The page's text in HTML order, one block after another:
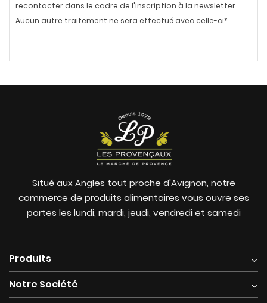
recontacter dans le cadre de l'inscription à la newsletter.
Aucun autre traitement ne sera effectué avec celle-ci*
Situé aux Angles tout proche d'Avignon, notre
commerce de produits alimentaires vous ouvre ses
portes les lundi, mardi, jeudi, vendredi et samedi
Produits
Notre Société